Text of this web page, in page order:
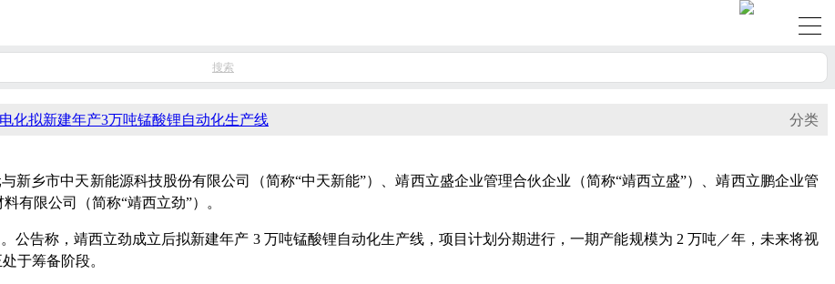
搜索
化拟新建年产3万吨锰酸锂自动化生产线 分类
新乡市中天新能源科技股份有限公司（简称“中天新能”）、靖西立盛企业管理合伙企业（简称“靖西立盛”）、靖西立鹏企业管
有限公司（简称“靖西立劲”）。
公告称，靖西立劲成立后拟新建年产 3 万吨锰酸锂自动化生产线，项目计划分期进行，一期产能规模为 2 万吨／年，未来将视
于筹备阶段。